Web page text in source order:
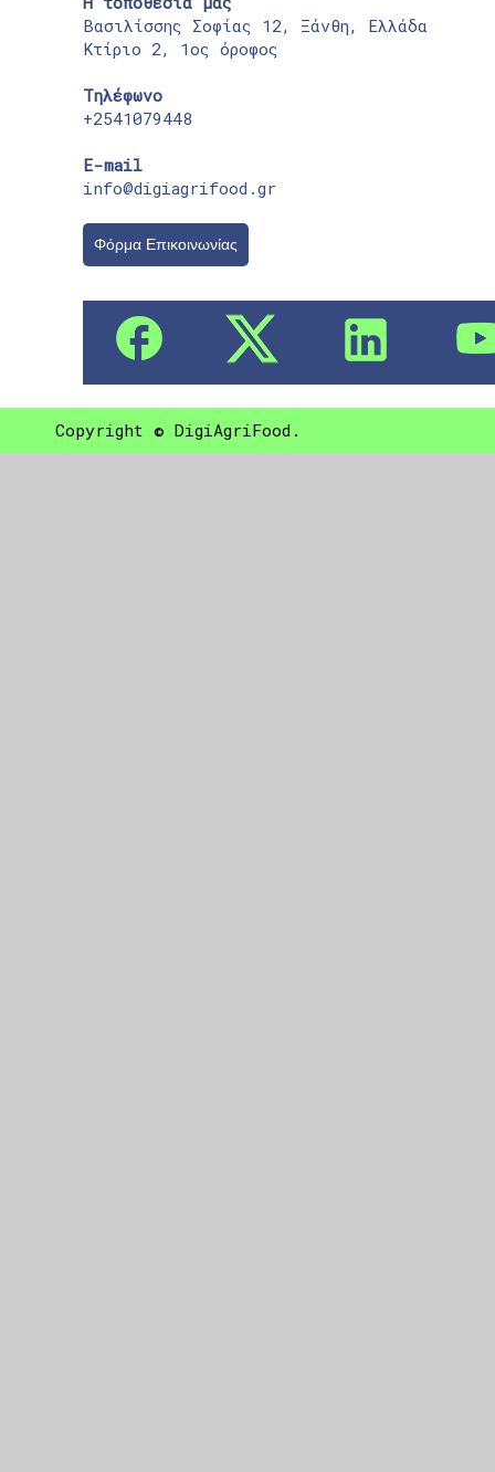
Βασιλίσσης Σοφίας 12, Ξάνθη, Ελλάδα
Κτίριο 2, 1ος όροφος
Τηλέφωνο
+2541079448
E-mail
info@digiagrifood.gr
Φόρμα Επικοινωνίας
Copyright © DigiAgriFood.